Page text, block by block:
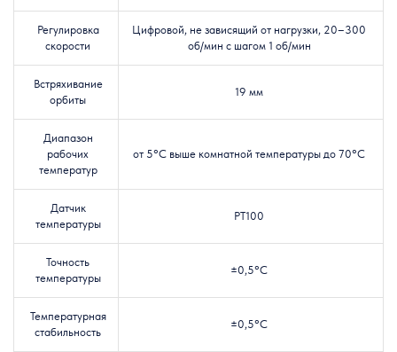
Регулировка
скорости
Цифровой, не зависящий от нагрузки, 20–300
об/мин с шагом 1 об/мин
Встряхивание
орбиты
19 мм
Диапазон
рабочих
температур
от 5°C выше комнатной температуры до 70°C
Датчик
температуры
PT100
Точность
температуры
±0,5°С
Температурная
стабильность
±0,5°С